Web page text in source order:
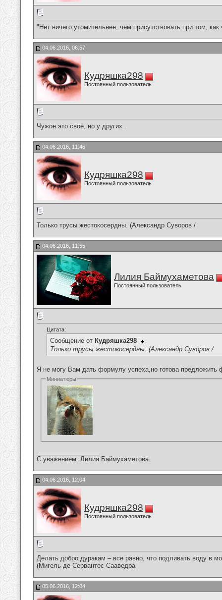
"Нет ничего утомительнее, чем присутствовать при том,
04.06.2016, 06:57
Кудряшка298
Постоянный пользователь
Чужое это своё, но у других.
04.06.2016, 11:46
Кудряшка298
Постоянный пользователь
Только трусы жестокосердны. (Александр Суворов /
04.06.2016, 11:55
Лилия Баймухаметова
Постоянный пользователь
Цитата:
Сообщение от Кудряшка298
Только трусы жестокосердны. (Александр Суворов /
Я не могу Вам дать формулу успеха,но готова предложить
Миниатюры
С уважением: Лилия Баймухаметова
04.06.2016, 12:04
Кудряшка298
Постоянный пользователь
Делать добро дуракам – все равно, что подливать воду в
(Мигель де Сервантес Сааведра
05.06.2016, 12:04